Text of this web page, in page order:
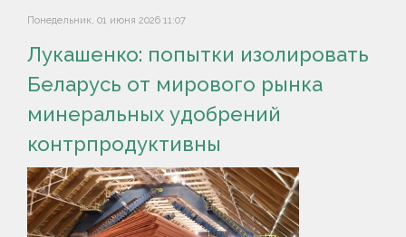
Понедельник, 01 июня 2026 11:07
Лукашенко: попытки изолировать
Беларусь от мирового рынка
минеральных удобрений
контрпродуктивны